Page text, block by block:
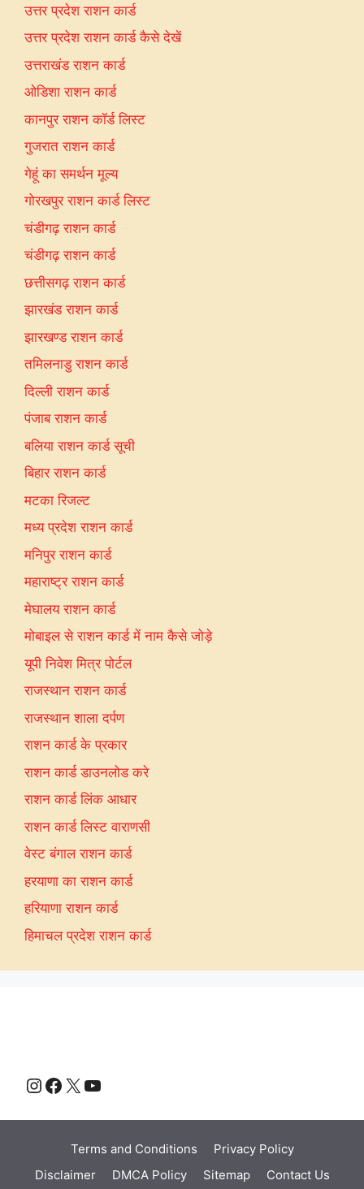
उत्तर प्रदेश राशन कार्ड
उत्तर प्रदेश राशन कार्ड कैसे देखें
उत्तराखंड राशन कार्ड
ओडिशा राशन कार्ड
कानपुर राशन कॉर्ड लिस्ट
गुजरात राशन कार्ड
गेहूं का समर्थन मूल्य
गोरखपुर राशन कार्ड लिस्ट
चंडीगढ़ राशन कार्ड
चंडीगढ़ राशन कार्ड
छत्तीसगढ़ राशन कार्ड
झारखंड राशन कार्ड
झारखण्ड राशन कार्ड
तमिलनाडु राशन कार्ड
दिल्ली राशन कार्ड
पंजाब राशन कार्ड
बलिया राशन कार्ड सूची
बिहार राशन कार्ड
मटका रिजल्ट
मध्य प्रदेश राशन कार्ड
मनिपुर राशन कार्ड
महाराष्ट्र राशन कार्ड
मेघालय राशन कार्ड
मोबाइल से राशन कार्ड में नाम कैसे जोड़े
यूपी निवेश मित्र पोर्टल
राजस्थान राशन कार्ड
राजस्थान शाला दर्पण
राशन कार्ड के प्रकार
राशन कार्ड डाउनलोड करे
राशन कार्ड लिंक आधार
राशन कार्ड लिस्ट वाराणसी
वेस्ट बंगाल राशन कार्ड
हरयाणा का राशन कार्ड
हरियाणा राशन कार्ड
हिमाचल प्रदेश राशन कार्ड
Instagram
Facebook
X YouTube
Terms and Conditions
Privacy Policy
Disclaimer
DMCA Policy Sitemap Contact Us